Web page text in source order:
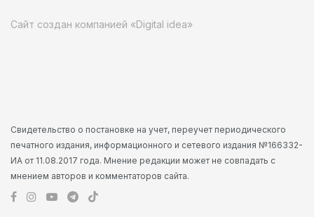
Сайт создан компанией «Digital idea»
Свидетельство о постановке на учет, переучет периодического
печатного издания, информационного и сетевого издания №166332-
ИА от 11.08.2017 года. Мнение редакции может не совпадать с
мнением авторов и комментаторов сайта.